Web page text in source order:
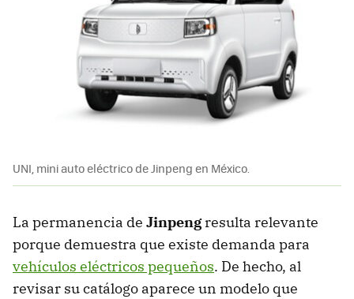
UNI, mini auto eléctrico de Jinpeng en México.
La permanencia de Jinpengresulta relevante
porque demuestra que existe demanda para
vehículos eléctricos pequeños. De hecho, al
revisar su catálogo aparece un modelo que